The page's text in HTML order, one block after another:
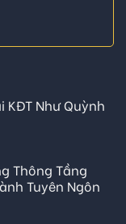
KĐT Như Quỳnh
Thông Tầng
Tuyên Ngôn